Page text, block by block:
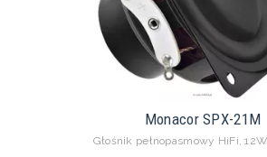
Monacor SPX-21M
Głośnik pełnopasmowy HiFi,